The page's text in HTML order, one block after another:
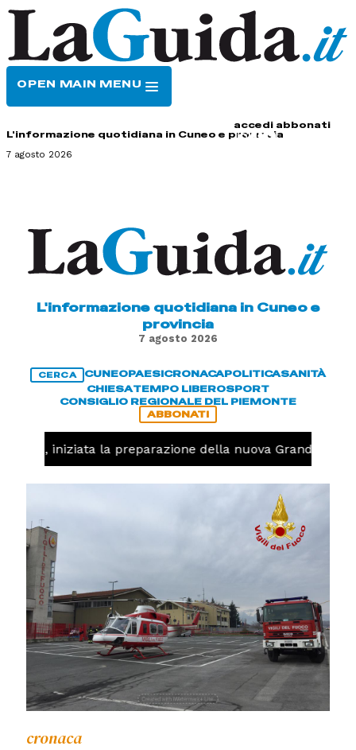
OPEN MAIN MENU
accedi abbonati
L'informazione quotidiana in Cuneo e provincia
7 agosto 2026
L'informazione quotidiana in Cuneo e
provincia
7 agosto 2026
CERCA CUNEOPAESICRONACAPOLITICASANITÀ
CHIESATEMPO LIBEROSPORT
CONSIGLIO REGIONALE DEL PIEMONTE
ABBONATI
iniziata la preparazione della nuova Granda Volley
cronaca